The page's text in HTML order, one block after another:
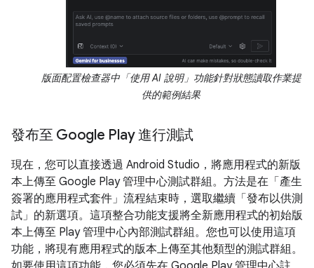
版面配置檢查器中「使用 AI 說明」功能針對狀態讀取作業提
供的範例結果
發布至 Google Play 進行測試
現在，您可以直接透過 Android Studio，將應用程式的新版
本上傳至 Google Play 管理中心測試群組。方法是在「產生
簽署的應用程式套件」流程結束時，選取繼續「發布以供測
試」的新選項。這項整合功能支援將全新應用程式的初始版
本上傳至 Play 管理中心內部測試群組。您也可以使用這項
功能，將現有應用程式的版本上傳至其他類型的測試群組。